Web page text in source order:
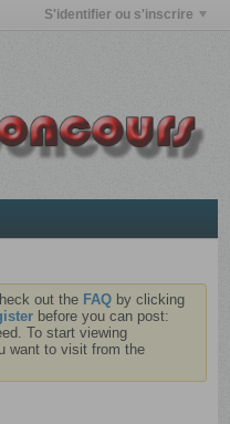
S'identifier ou s'inscrire
out the FAQ by clicking
before you can post:
To start viewing
want to visit from the